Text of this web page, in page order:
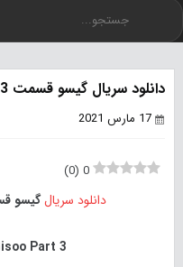
دانلود سریال گیسو قسمت 3
17 مارس 2021
0
(
0
)
دانلود سریالگیسو
Part 3